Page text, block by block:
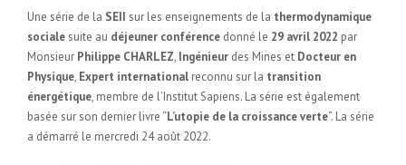
Une série de la SEII sur les enseignements de la thermodynamique
socialesuite au déjeuner conférence donné le 29 avril 2022 par
Monsieur Philippe CHARLEZ, Ingénieur des Mines et Docteur en
Physique, Expert international reconnu sur la transition
énergétique, membre de l’Institut Sapiens. La série est également
basée sur son dernier livre “L’utopie de la croissance verte“. La série
a démarré le mercredi 24 août 2022.